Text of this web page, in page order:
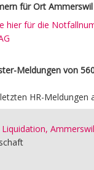
für Ort Ammerswil
hier für die
Meldungen von
HR-Meldungen
Liquidation, Ammerswil